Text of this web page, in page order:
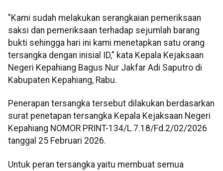
"Kami sudah melakukan serangkaian pemeriksaan
saksi dan pemeriksaan terhadap sejumlah barang
bukti sehingga hari ini kami menetapkan satu orang
tersangka dengan inisial ID," kata Kepala Kejaksaan
Negeri Kepahiang Bagus Nur Jakfar Adi Saputro di
Kabupaten Kepahiang, Rabu.
Penerapan tersangka tersebut dilakukan berdasarkan
surat penetapan tersangka Kepala Kejaksaan Negeri
Kepahiang NOMOR PRINT-134/L.7.18/Fd.2/02/2026
tanggal 25 Februari 2026.
Untuk peran tersangka yaitu membuat semua